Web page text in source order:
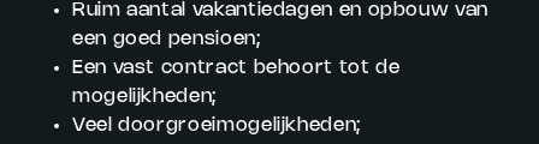
Ruim aantal vakantiedagen en opbouw van
een goed pensioen;
Een vast contract behoort tot de
mogelijkheden;
Veel doorgroeimogelijkheden;